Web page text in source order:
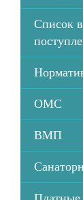
Список
ОМС
ВМП